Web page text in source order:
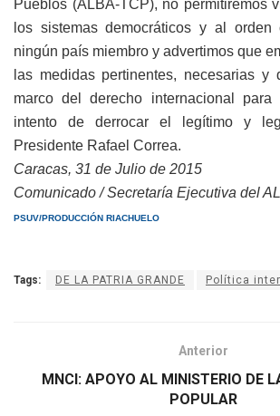
Pueblos (ALBA-TCP), no permitiremos
los sistemas democráticos y al orden
ningún país miembro y advertimos que
las medidas pertinentes, necesarias y
marco del derecho internacional para
intento de derrocar el legítimo y
Presidente Rafael Correa.
Caracas, 31 de Julio de 2015
Comunicado / Secretaría Ejecutiva del
PSUV/PRODUCCIÓN RIACHUELO
Tags: DE LA PATRIA GRANDE Política
Anterior
MNCI: APOYO AL MINISTERIO DE
POPULAR